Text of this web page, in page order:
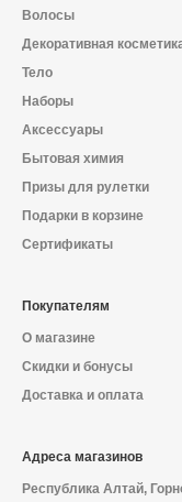
Волосы
Декоративная
Тело
Наборы
Аксессуары
Бытовая химия
Призы для рулетки
Подарки в корзине
Сертификаты
Покупателям
О магазине
Скидки и бонусы
Доставка и оплата
Адреса магазинов
Республика Алтай,